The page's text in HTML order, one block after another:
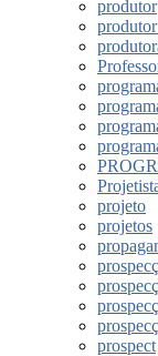
produtor
projeto
projetos
prospect